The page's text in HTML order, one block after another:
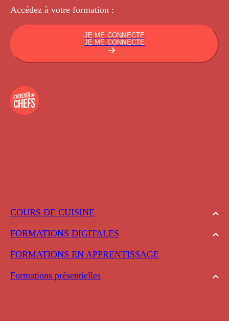
COURS DE CUISINE
FORMATIONS DIGITALES
FORMATIONS EN APPRENTISSAGE
Formations présentielles
Accédez à votre formation :
JE ME CONNECTE
JE ME CONNECTE